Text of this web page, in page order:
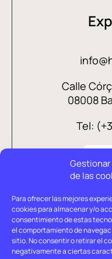
de las
Para ofrecer las mejores
cookies para almacenar y/o
consentimiento de estas
el comportamiento de
sitio. No consentir o retirar el
negativamente a ciertas
Calle
08008
Tel: